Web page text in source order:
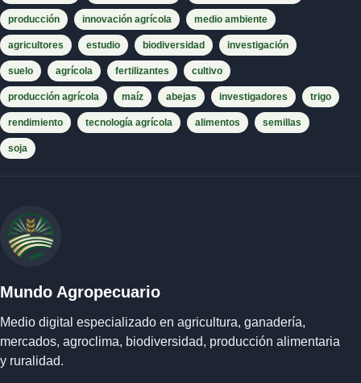
producción innovación agrícola medio ambiente
agricultores estudio biodiversidad investigación
suelo agrícola fertilizantes cultivo
producción agrícola maíz abejas investigadores trigo
rendimiento tecnología agrícola alimentos semillas
soja
Mundo Agropecuario
Medio digital especializado en agricultura, ganadería,
mercados, agroclima, biodiversidad, producción alimentaria
y ruralidad.